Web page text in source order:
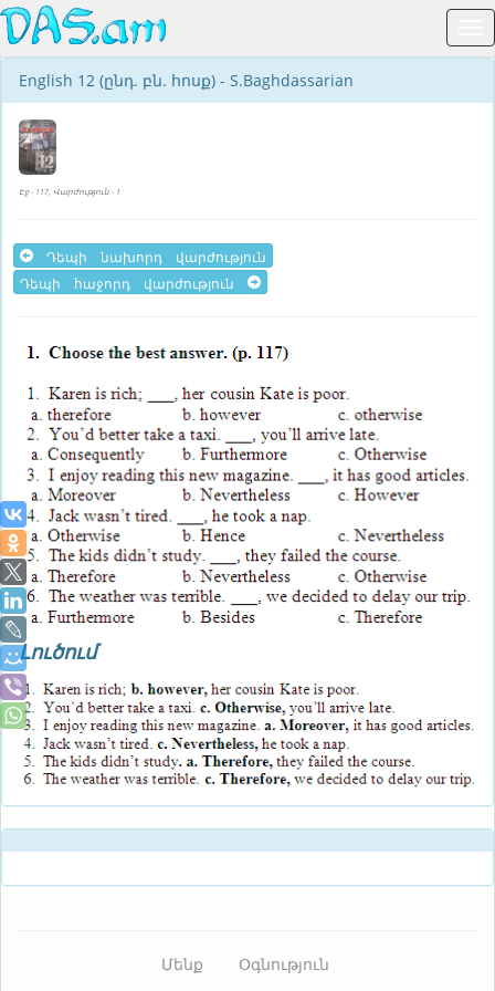
English 12 (ընդ. բն. հոսք) - S.Baghdassarian
Էջ - 117, Վարժություն - 1
Դեպի նախորդ վարժություն
Դեպի հաջորդ վարժություն
Լուծում
Մենք Օգնություն